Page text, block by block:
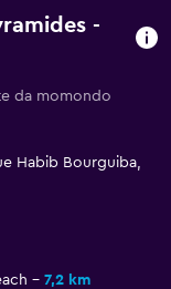
-
da momondo
Habib Bourguiba,
7,2 km